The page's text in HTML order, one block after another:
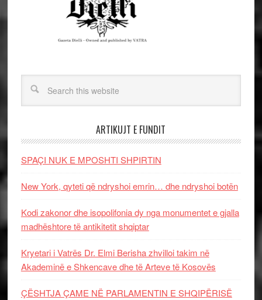
ARTIKUJT E FUNDIT
SPAÇI NUK E MPOSHTI SHPIRTIN
New York, qyteti që ndryshoi emrin… dhe ndryshoi botën
Kodi zakonor dhe isopolifonia dy nga monumentet e gjalla
madhështore të antikitetit shqiptar
Kryetari i Vatrës Dr. Elmi Berisha zhvilloi takim në
Akademinë e Shkencave dhe të Arteve të Kosovës
ÇËSHTJA ÇAME NË PARLAMENTIN E SHQIPËRISË